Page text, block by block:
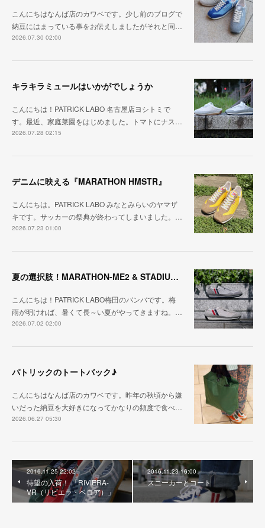
こんにちはなんば店のカワベです。少し前のブログで
納豆にはまっている事をお伝えしましたがそれと同…
2026.07.30 02:00
キラキラミュールはいかがでしょうか
こんにちは！PATRICK LABO 名古屋店ヨシトミで
す。最近、家庭菜園をはじめました。トマトにナス…
2026.07.28 02:15
デニムに映える『MARATHON HMSTR』
こんにちは。PATRICK LABO みなとみらいのヤマザ
キです。サッカーの祭典が終わってしまいました。…
2026.07.23 01:00
夏の選択肢！MARATHON-ME2 & STADIUM-ME2
こんにちは！PATRICK LABO梅田のバンバです。梅
雨が明ければ、暑くて長～い夏がやってきますね。…
2026.07.02 02:00
パトリックのトートバック♪
こんにちはなんば店のカワベです。昨年の秋頃から嫌
いだった納豆を大好きになってかなりの頻度で食べ…
2026.06.27 05:30
2016.11.25 22:02
待望の入荷！ 「RIVIERA-
VR（リビエラ・ベロア）」
2016.11.23 16:00
スニーカーとコート